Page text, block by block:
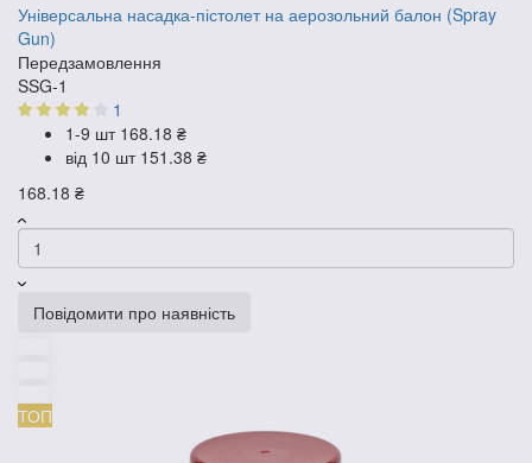
Універсальна насадка-пістолет на аерозольний балон (Spray
Gun)
Передзамовлення
SSG-1
1
1-9 шт 168.18 ₴
від 10 шт 151.38 ₴
168.18 ₴
Повідомити про наявність
ТОП